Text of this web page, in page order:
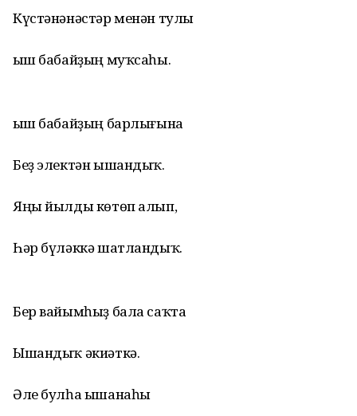
Күстәнәнәстәр менән тулы
Ҡыш бабайҙың муҡсаһы.
Ҡыш бабайҙың барлығына
Беҙ электән ышандыҡ.
Яңы йылды көтөп алып,
Һәр бүләккә шатландыҡ.
Бер вайымһыҙ бала саҡта
Ышандыҡ әкиәткә.
Әле булһа ышанаһы